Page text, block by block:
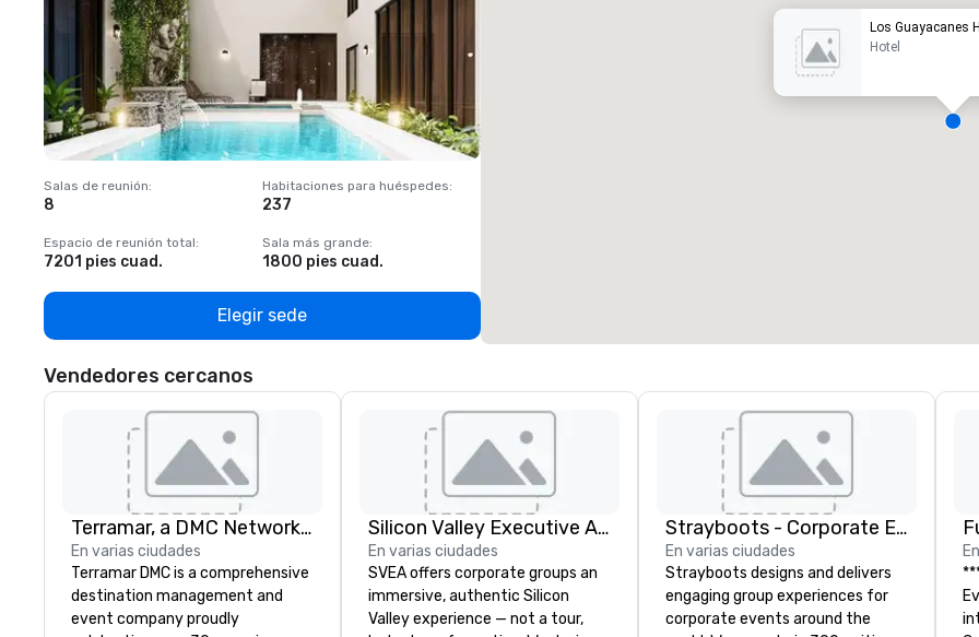
Salas de reunión:
8
Habitaciones para huéspedes:
237
Espacio de reunión total:
7201 pies cuad.
Sala más grande:
1800 pies cuad.
Elegir sede
Los Guayacanes
Hotel
Vendedores cercanos
Terramar, a DMC Network Company
En varias ciudades
Terramar DMC is a comprehensive
destination management and
event company proudly
Silicon Valley Executive Academy
En varias ciudades
SVEA offers corporate groups an
immersive, authentic Silicon
Valley experience — not a tour,
Strayboots - Corporate Events and Team Building Activities
En varias ciudades
Strayboots designs and delivers
engaging group experiences for
corporate events around the
Event